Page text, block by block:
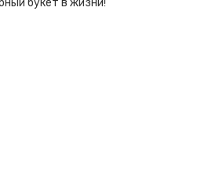
букет в жизни!